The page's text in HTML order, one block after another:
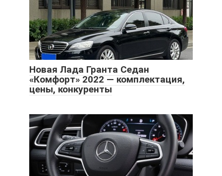
Новая Лада Гранта Седан
«Комфорт» 2022 — комплектация,
цены, конкуренты